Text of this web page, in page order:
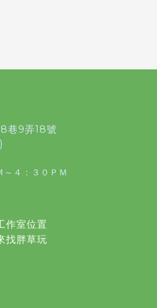
巷9弄18號
４：３０ＰＭ
作室位置
找胖草玩